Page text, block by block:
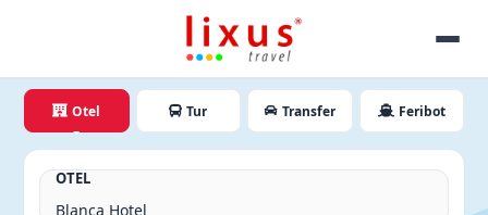
Otel Tur Transfer Feribot
OTEL